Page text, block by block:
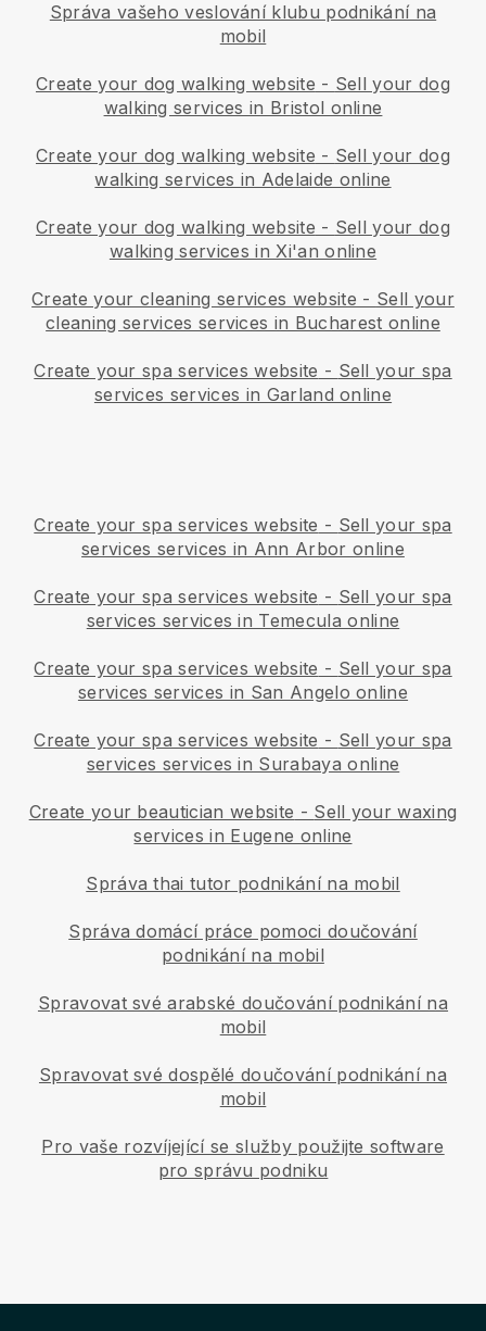
Správa vašeho veslování klubu podnikání na
mobil
Create your dog walking website - Sell your dog
walking services in Bristol online
Create your dog walking website - Sell your dog
walking services in Adelaide online
Create your dog walking website - Sell your dog
walking services in Xi'an online
Create your cleaning services website - Sell your
cleaning services services in Bucharest online
Create your spa services website - Sell your spa
services services in Garland online
Create your spa services website - Sell your spa
services services in Ann Arbor online
Create your spa services website - Sell your spa
services services in Temecula online
Create your spa services website - Sell your spa
services services in San Angelo online
Create your spa services website - Sell your spa
services services in Surabaya online
Create your beautician website - Sell your waxing
services in Eugene online
Správa thai tutor podnikání na mobil
Správa domácí práce pomoci doučování
podnikání na mobil
Spravovat své arabské doučování podnikání na
mobil
Spravovat své dospělé doučování podnikání na
mobil
Pro vaše rozvíjející se služby použijte software
pro správu podniku